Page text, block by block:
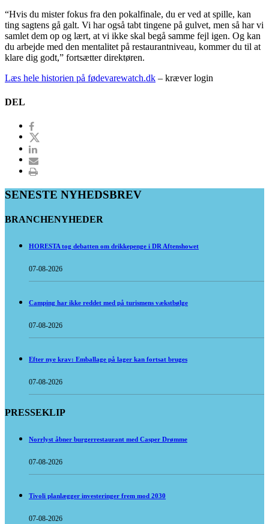
“Hvis du mister fokus fra den pokalfinale, du er ved at spille, kan
ting sagtens gå galt. Vi har også tabt tingene på gulvet, men så har vi
samlet dem op og lært, at vi ikke skal begå samme fejl igen. Og kan
du arbejde med den mentalitet på restaurantniveau, kommer du til at
klare dig godt,” fortsætter direktøren.
Læs hele historien på fødevarewatch.dk – kræver login
DEL
SENESTE NYHEDSBREV
BRANCHENYHEDER
HORESTA tog debatten om drikkepenge i DR Aftenshowet
07-08-2026
Camping har ikke reddet med på turismens vækstbølge
07-08-2026
Efter nye krav: Emballage på lager kan fortsat bruges
07-08-2026
PRESSEKLIP
Norrlyst åbner burgerrestaurant med Casper Drømme
07-08-2026
Tivoli planlægger investeringer frem mod 2030
07-08-2026